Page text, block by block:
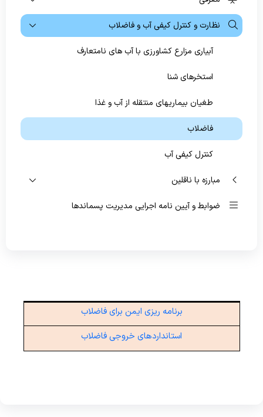
پیشگیری و مبارزه با بیماریهای غیرواگیر
سلامت روانی،اجتماعی و اعتیاد
بهبود تغذیه جامعه
بهداشت دهان و دندان
نظارت و کنترل کیفی آب و فاضلاب
آبیاری مزارع کشاورزی با آب های نامتعارف
استخرهای شنا
طغیان بیماریهای منتقله از آب و غذا
فاضلاب
کنترل کیفی آب
مبارزه با ناقلین
ضوابط و آیین نامه اجرایی مدیریت پسماندها
نظارت و کنترل بهداشتی اماکن عمومی
بهداشت پرتوها
برنامه ریزی ایمن برای فاضلاب
استانداردهای خروجی فاضلاب